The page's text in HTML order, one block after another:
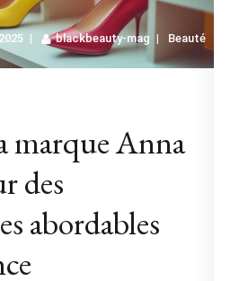
blackbeauty-mag Beauté
marque Anna
des
abordables